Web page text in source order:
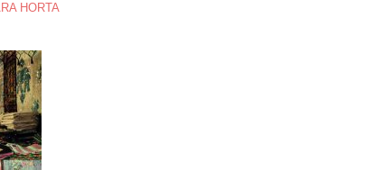
HORTA